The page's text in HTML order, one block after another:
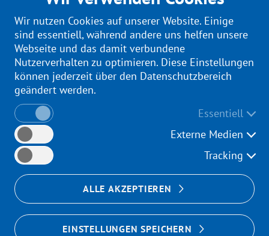
DR. MED. DOROTHEE SCHUR
FÄ für Radiologie
(03421) 77 19 - 61
(03421) 77 19 - 62
Wir nutzen Cookies auf unserer Website. Einige
sind essentiell, während andere uns helfen unsere
Webseite und das damit verbundene
Nutzerverhalten zu optimieren. Diese Einstellungen
können jederzeit über den Datenschutzbereich
geändert werden.
Essentiell
Externe Medien
Tracking
ALLE AKZEPTIEREN
EINSTELLUNGEN SPEICHERN